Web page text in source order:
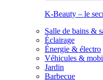
K-Beauty – le
Salle de bains &
Éclairage
Énergie & électro
Véhicules &
Jardin
Barbecue